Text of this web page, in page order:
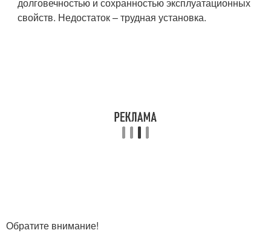
свойств. Недостаток – трудная установка.
Обратите внимание!